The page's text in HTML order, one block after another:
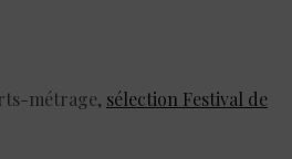
métrage, sélection Festival de